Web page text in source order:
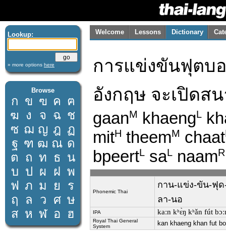
Lookup:
» more options here
Browse
ก ข ฃ ค ฅ
ฆ ง จ ฉ ช
ซ ฌ ญ ฎ ฏ
ฐ ฑ ฒ ณ ด
ต ถ ท ธ น
บ ป ผ ฝ พ
ฟ ภ ม ย
ร
ฤ
ล ว ศ ษ
ส ห ฬ อ ฮ
Welcome Lessons Dictionary
การแข่งขันฟุตบ
อังกฤษ จะเปิดส
gaanM khaengL
mitH theemM chaat
bpeertL saL naamR
Phonemic Thai
กาน-แข่ง-ขัน-ฟุด
ลา-นอ
IPA kaːn kʰɛ̀ŋ kʰǎn fút
Royal Thai General
System
kan khaeng khan fut